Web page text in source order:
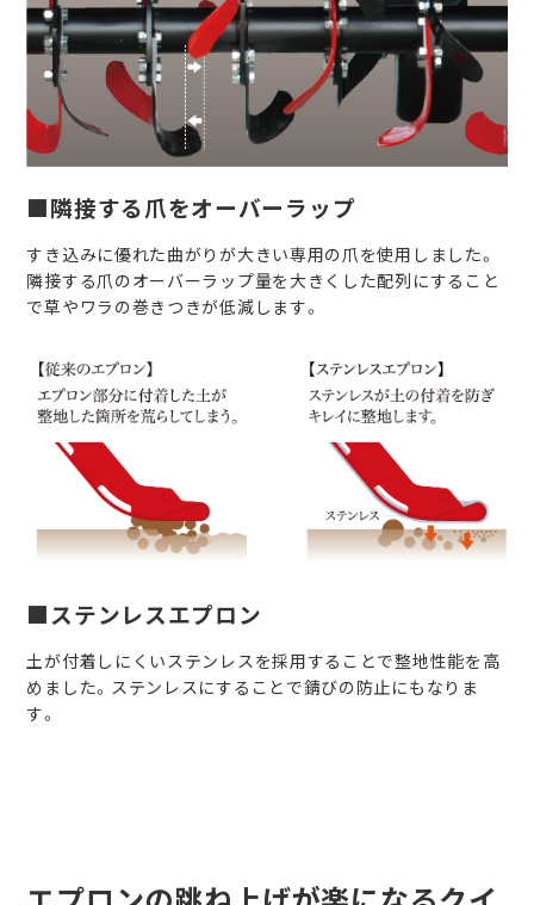
■隣接する爪をオーバーラップ
すき込みに優れた曲がりが大きい専用の爪を使用しました。
隣接する爪のオーバーラップ量を大きくした配列にすること
で草やワラの巻きつきが低減します。
■ステンレスエプロン
土が付着しにくいステンレスを採用することで整地性能を高
めました。ステンレスにすることで錆びの防止にもなりま
す。